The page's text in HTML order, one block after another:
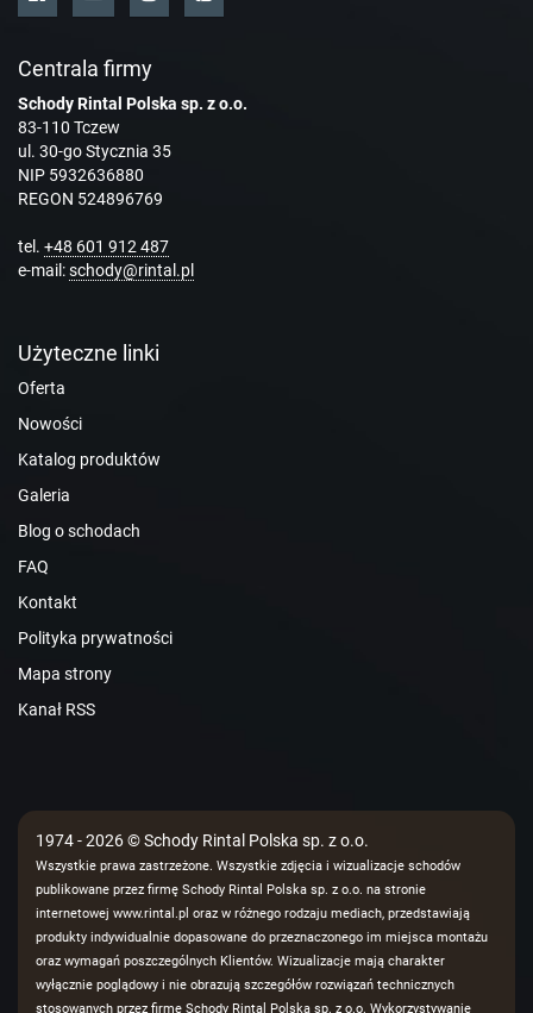
Centrala firmy
Schody Rintal Polska sp. z o.o.
83-110 Tczew
ul. 30-go Stycznia 35
NIP 5932636880
REGON 524896769
tel. +48 601 912 487
e-mail:schody@rintal.pl
Użyteczne linki
Oferta
Nowości
Katalog produktów
Galeria
Blog o schodach
FAQ
Kontakt
Polityka prywatności
Mapa strony
Kanał RSS
1974 - 2026 © Schody Rintal Polska sp. z o.o.
Wszystkie prawa zastrzeżone. Wszystkie zdjęcia i wizualizacje schodów
publikowane przez firmę Schody Rintal Polska sp. z o.o. na stronie
internetowej www.rintal.pl oraz w różnego rodzaju mediach, przedstawiają
produkty indywidualnie dopasowane do przeznaczonego im miejsca montażu
oraz wymagań poszczególnych Klientów. Wizualizacje mają charakter
wyłącznie poglądowy i nie obrazują szczegółów rozwiązań technicznych
stosowanych przez firmę Schody Rintal Polska sp. z o.o. Wykorzystywanie